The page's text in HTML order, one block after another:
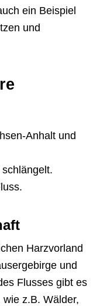
ein Beispiel
und
Anhalt und
Harzvorland
und
Flusses gibt es
z.B. Wälder,